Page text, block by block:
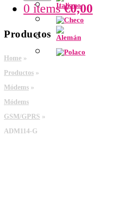
0 items€0,00
Productos
Home »
Productos »
Módems »
Módems
GSM/GPRS »
ADM114-G